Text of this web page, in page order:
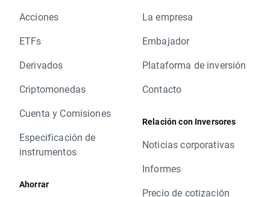
Acciones
ETFs
Derivados
Criptomonedas
Cuenta y Comisiones
Especificación de
instrumentos
Ahorrar
La empresa
Embajador
Plataforma de inversión
Contacto
Relación con Inversores
Noticias corporativas
Informes
Precio de cotización